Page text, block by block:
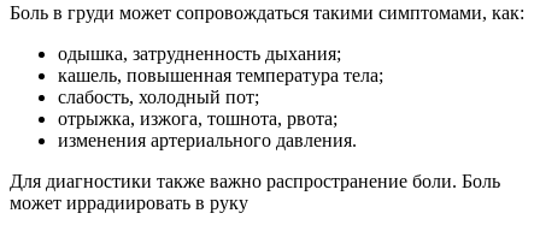
Боль в груди может сопровождаться такими симптомами, как:
одышка, затрудненность дыхания;
кашель, повышенная температура тела;
слабость, холодный пот;
отрыжка, изжога, тошнота, рвота;
изменения артериального давления.
Для диагностики также важно распространение боли. Боль
может иррадиировать в руку